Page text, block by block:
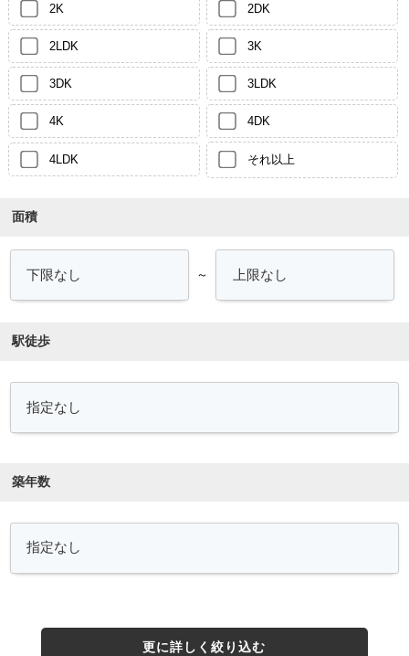
2K 2DK
2LDK 3K
3DK 3LDK
4K 4DK
4LDK それ以上
面積
～
駅徒歩
築年数
更に詳しく絞り込む